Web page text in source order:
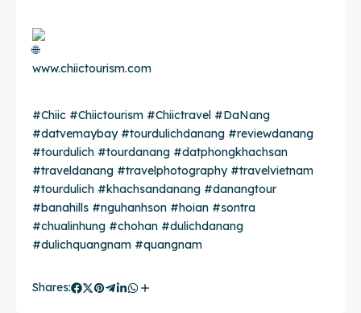
www.chiictourism.com
#Chiic #Chiictourism #Chiictravel #DaNang
#datvemaybay #tourdulichdanang #reviewdanang
#tourdulich #tourdanang #datphongkhachsan
#traveldanang #travelphotography #travelvietnam
#tourdulich #khachsandanang #danangtour
#banahills #nguhanhson #hoian #sontra
#chualinhung #chohan #dulichdanang
#dulichquangnam #quangnam
Shares: